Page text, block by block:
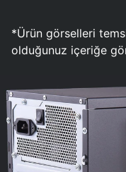
*Ürün görselleri
olduğunuz içeriğe